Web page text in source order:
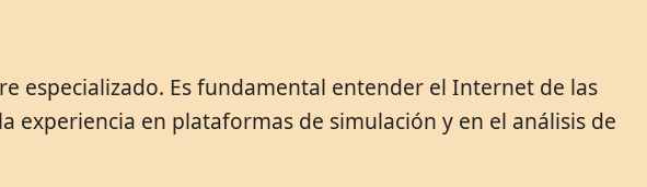
especializado. Es fundamental entender el Internet de las
experiencia en plataformas de simulación y en el análisis de